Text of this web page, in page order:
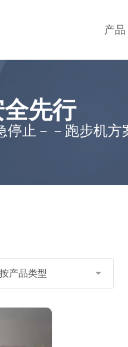
产品
先行
停止－－跑步机方
按产品类型